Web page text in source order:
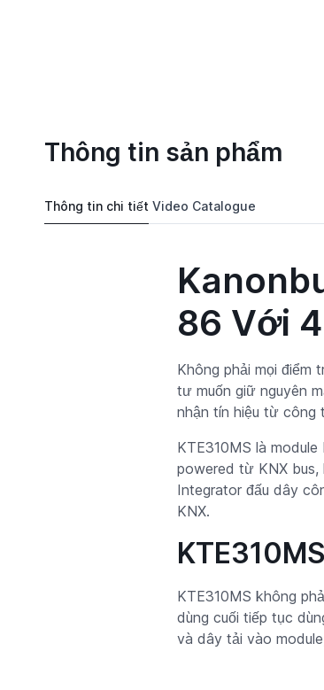
Thông tin sản phẩm
Thông tin chi tiết Video Catalogue
86 Với
Không phải mọi điểm
tư muốn giữ nguyên
nhận tín hiệu từ công
KTE310MS là
powered từ KNX bus,
Integrator đấu dây
KNX.
KTE310MS không
dùng cuối tiếp tục
và dây tải vào